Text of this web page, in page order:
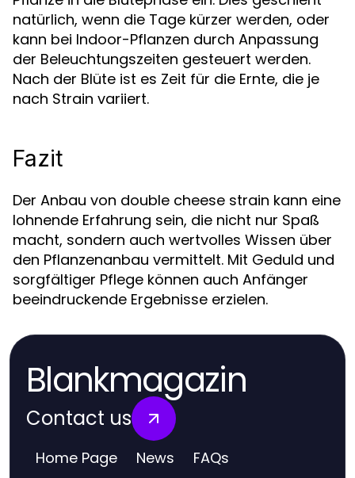
natürlich, wenn die Tage kürzer werden, oder
kann bei Indoor-Pflanzen durch Anpassung
der Beleuchtungszeiten gesteuert werden.
Nach der Blüte ist es Zeit für die Ernte, die je
nach Strain variiert.
Fazit
Der Anbau von double cheese strain kann eine
lohnende Erfahrung sein, die nicht nur Spaß
macht, sondern auch wertvolles Wissen über
den Pflanzenanbau vermittelt. Mit Geduld und
sorgfältiger Pflege können auch Anfänger
beeindruckende Ergebnisse erzielen.
Blankmagazin
Contact us
Home Page News FAQs